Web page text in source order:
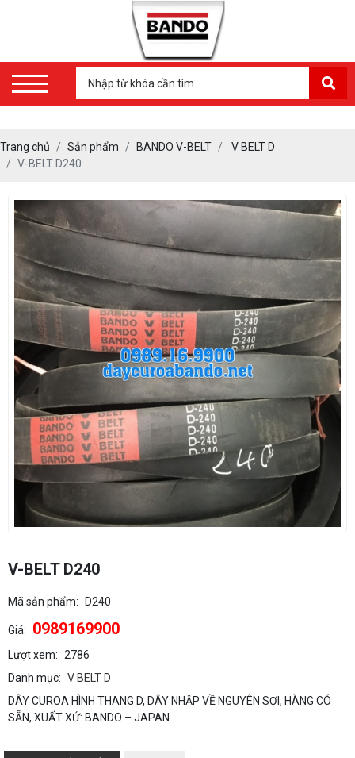
Trang chủ Sản phẩm BANDO V-BELT
V BELT D
V-BELT D240
V-BELT D240
Mã sản phẩm: D240
Giá: 0989169900
Lượt xem: 2786
Danh mục: V BELT D
DÂY CUROA HÌNH THANG D, DÂY NHẬP VỀ NGUYÊN SỢI, HÀNG CÓ
SẴN, XUẤT XỨ: BANDO – JAPAN.